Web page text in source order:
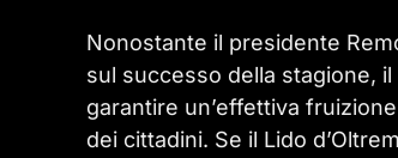
Nonostante il presidente
sul successo della stagione,
garantire un’effettiva
dei cittadini. Se il Lido